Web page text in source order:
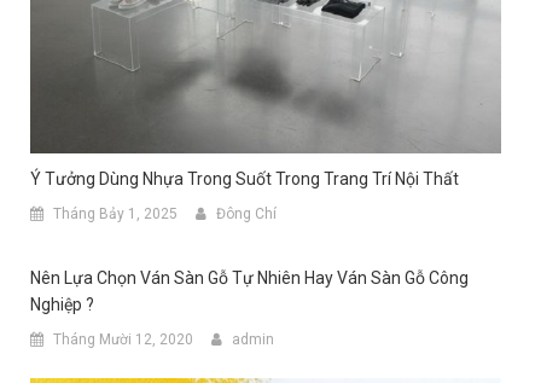
Ý Tưởng Dùng Nhựa Trong Suốt Trong Trang Trí Nội Thất
Tháng Bảy 1, 2025 Đông Chí
Nên Lựa Chọn Ván Sàn Gỗ Tự Nhiên Hay Ván Sàn Gỗ Công
Nghiệp ?
Tháng Mười 12, 2020 admin